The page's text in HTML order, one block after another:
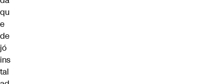
qu
e
de
jó
ins
tal